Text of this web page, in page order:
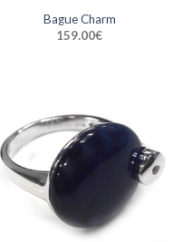
Bague Charm
159.00€